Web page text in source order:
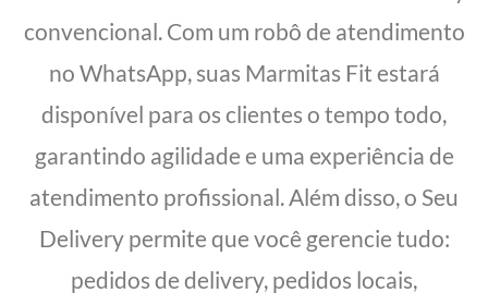
convencional. Com um robô de atendimento
no WhatsApp, suas Marmitas Fit estará
disponível para os clientes o tempo todo,
garantindo agilidade e uma experiência de
atendimento profissional. Além disso, o Seu
Delivery permite que você gerencie tudo:
pedidos de delivery, pedidos locais,